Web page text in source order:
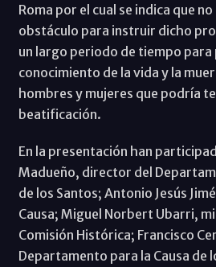
Roma por el cual se indica que
obstáculo para instruir dicho
un largo periodo de tiempo
conocimiento de la vida y la
hombres y mujeres que podría
beatificación.
En la presentación han
Madueño, director del
de los Santos; Antonio Jesús
Causa; Miguel Norbert Ubarri,
Comisión Histórica; Francisco
Departamento para la Causa de